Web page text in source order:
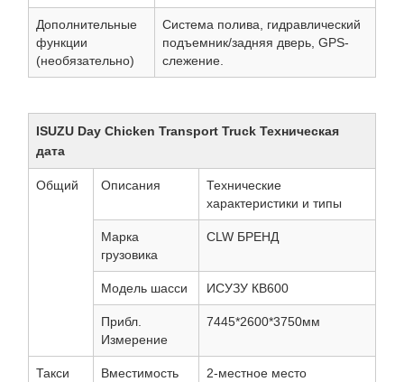
Дополнительные
функции
(необязательно)
Система полива, гидравлический
подъемник/задняя дверь, GPS-
слежение.
ISUZU Day Chicken Transport Truck Техническая
дата
Общий Описания
Технические
характеристики и типы
Марка
грузовика
CLW БРЕНД
Модель шасси ИСУЗУ КВ600
Прибл.
Измерение
7445*2600*3750мм
Такси
Вместимость
2-местное место